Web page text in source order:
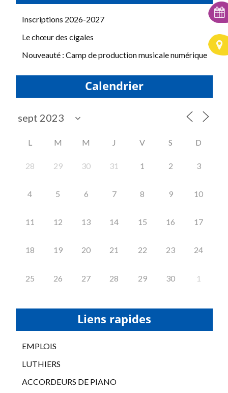
Inscriptions 2026-2027
Le chœur des cigales
Nouveauté : Camp de production musicale numérique
Calendrier
L M M J V S D
28 29 30 31 1 2 3
4 5 6 7 8 9 10
11 12 13 14 15 16 17
18 19 20 21 22 23 24
25 26 27 28 29 30 1
Liens rapides
EMPLOIS
LUTHIERS
ACCORDEURS DE PIANO